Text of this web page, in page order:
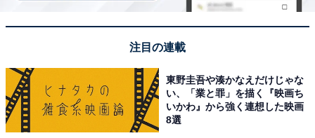
【12月の運勢】やぎ座（山羊座）※今見ている記事
【12月の運勢】みずがめ座（水瓶座）
【12月の運勢】うお座（魚座）
注目の連載
東野圭吾や湊かなえだけじゃな
い、「業と罪」を描く『映画ち
いかわ』から強く連想した映画
8選